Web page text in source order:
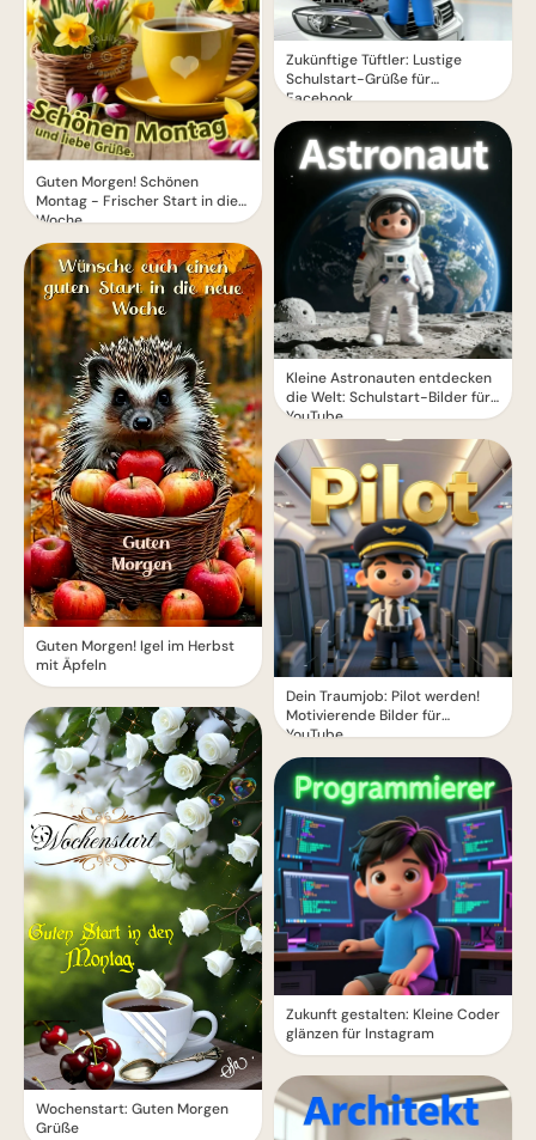
Guten Morgen! Schönen
Montag - Frischer Start in die
Woche
Guten Morgen! Igel im Herbst
mit Äpfeln
Wochenstart: Guten Morgen
Grüße
Zukünftige Tüftler: Lustige
Schulstart-Grüße für
Facebook
Kleine Astronauten entdecken
die Welt: Schulstart-Bilder für
YouTube
Dein Traumjob: Pilot werden!
Motivierende Bilder für
YouTube
Zukunft gestalten: Kleine Coder
glänzen für Instagram